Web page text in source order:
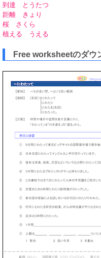
到達 とうたつ
距離 きょり
桜 さくら
植える うえる
Free worksheetのダウ